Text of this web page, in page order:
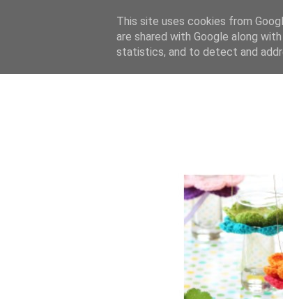
This site uses cookies from
are shared with Google along
statistics, and to detect and